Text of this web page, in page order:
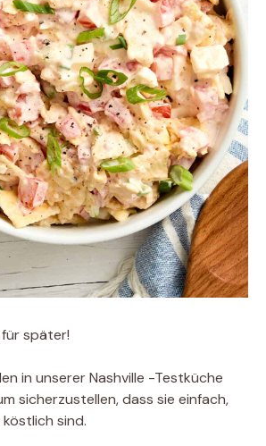
später!
in unserer Nashville -Testküche
sicherzustellen, dass sie einfach,
sind.